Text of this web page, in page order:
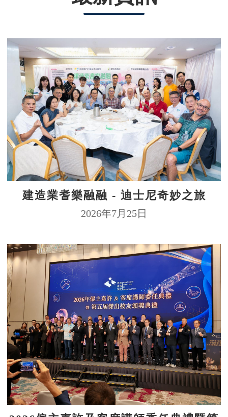
建造業耆樂融融 - 迪士尼奇妙之旅
2026年7月25日